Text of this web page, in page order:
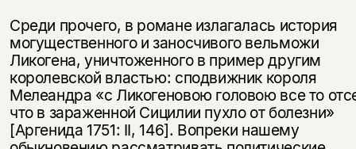
Среди прочего, в романе излагалась история
могущественного и заносчивого вельможи
Ликогена, уничтоженного в пример другим
королевской властью: сподвижник короля
Мелеандра «с Ликогеновою головою все то
что в зараженной Сицилии пухло от болезни»
[Аргенида 1751: II, 146]. Вопреки нашему